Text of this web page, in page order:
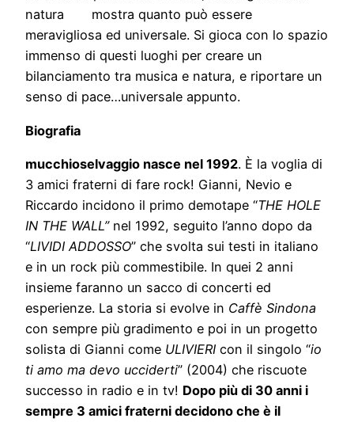
natura mostra quanto può essere
meravigliosa ed universale. Si gioca con lo spazio
immenso di questi luoghi per creare un
bilanciamento tra musica e natura, e riportare un
senso di pace…universale appunto.
Biografia
mucchioselvaggio nasce nel 1992. È la voglia di
3 amici fraterni di fare rock! Gianni, Nevio e
Riccardo incidono il primo demotape “THE HOLE
IN THE WALL”nel 1992, seguito l’anno dopo da
“LIVIDI ADDOSSO” che svolta sui testi in italiano
e in un rock più commestibile. In quei 2 anni
insieme faranno un sacco di concerti ed
esperienze. La storia si evolve in Caffè Sindona
con sempre più gradimento e poi in un progetto
solista di Gianni come ULIVIERI con il singolo “io
ti amo ma devo ucciderti” (2004) che riscuote
successo in radio e in tv! Dopo più di 30 anni i
sempre 3 amici fraterni decidono che è il